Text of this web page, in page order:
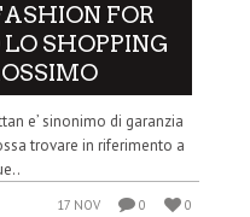
FOR
SHOPPING
e’ sinonimo di garanzia
trovare in riferimento a
17 NOV 0 0